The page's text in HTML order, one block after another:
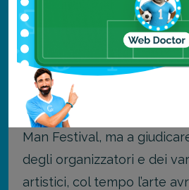
negli anni ha curato sempre
artistico, decidendo di dare
artisti anche emergenti.
Le esposizioni e le opere
a quelle che incontrerete
Man Festival, ma a
degli organizzatori e dei
artistici, col tempo l’arte